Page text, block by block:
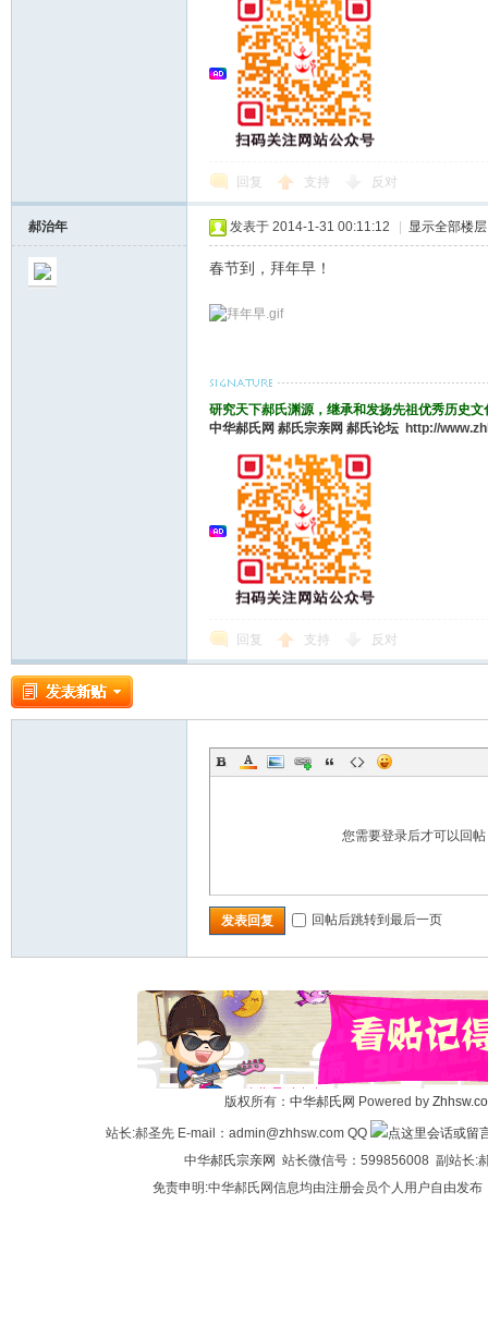
回复 支持 反对
郝治年 发表于 2014-1-31 00:11:12 显示全部楼层
春节到，拜年早！
研究天下郝氏渊源，继承和发扬先祖优秀历史
中华郝氏网 郝氏宗亲网 郝氏论坛 http://
回复 支持 反对
您需要登录后才可以回帖
发表回复 回帖后跳转到最后一页
版权所有： 中华郝氏网 Powered by
站长:郝圣先 E-mail：admin@zhhsw.com QQ
中华郝氏宗亲网 站长微信号：599856008 副站长:
免责申明:中华郝氏网信息均由注册会员个人用户自由发